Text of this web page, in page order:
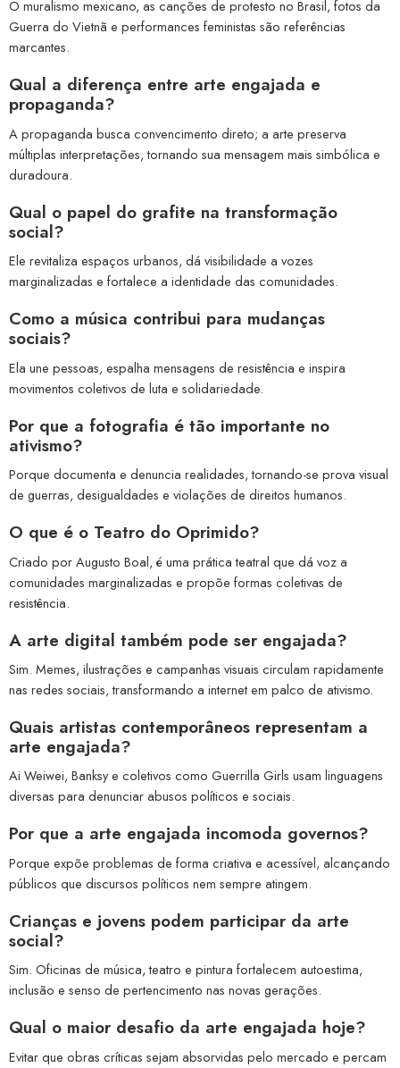
O muralismo mexicano, as canções de protesto no Brasil, fotos da
Guerra do Vietnã e performances feministas são referências
marcantes.
Qual a diferença entre arte engajada e
propaganda?
A propaganda busca convencimento direto; a arte preserva
múltiplas interpretações, tornando sua mensagem mais simbólica e
duradoura.
Qual o papel do grafite na transformação
social?
Ele revitaliza espaços urbanos, dá visibilidade a vozes
marginalizadas e fortalece a identidade das comunidades.
Como a música contribui para mudanças
sociais?
Ela une pessoas, espalha mensagens de resistência e inspira
movimentos coletivos de luta e solidariedade.
Por que a fotografia é tão importante no
ativismo?
Porque documenta e denuncia realidades, tornando-se prova visual
de guerras, desigualdades e violações de direitos humanos.
O que é o Teatro do Oprimido?
Criado por Augusto Boal, é uma prática teatral que dá voz a
comunidades marginalizadas e propõe formas coletivas de
resistência.
A arte digital também pode ser engajada?
Sim. Memes, ilustrações e campanhas visuais circulam rapidamente
nas redes sociais, transformando a internet em palco de ativismo.
Quais artistas contemporâneos representam a
arte engajada?
Ai Weiwei, Banksy e coletivos como Guerrilla Girls usam linguagens
diversas para denunciar abusos políticos e sociais.
Por que a arte engajada incomoda governos?
Porque expõe problemas de forma criativa e acessível, alcançando
públicos que discursos políticos nem sempre atingem.
Crianças e jovens podem participar da arte
social?
Sim. Oficinas de música, teatro e pintura fortalecem autoestima,
inclusão e senso de pertencimento nas novas gerações.
Qual o maior desafio da arte engajada hoje?
Evitar que obras críticas sejam absorvidas pelo mercado e percam